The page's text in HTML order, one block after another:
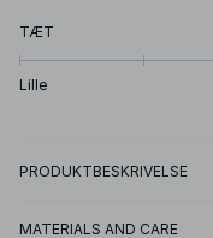
TÆT
Lille
PRODUKTBESKRIVELSE
MATERIALS AND CARE